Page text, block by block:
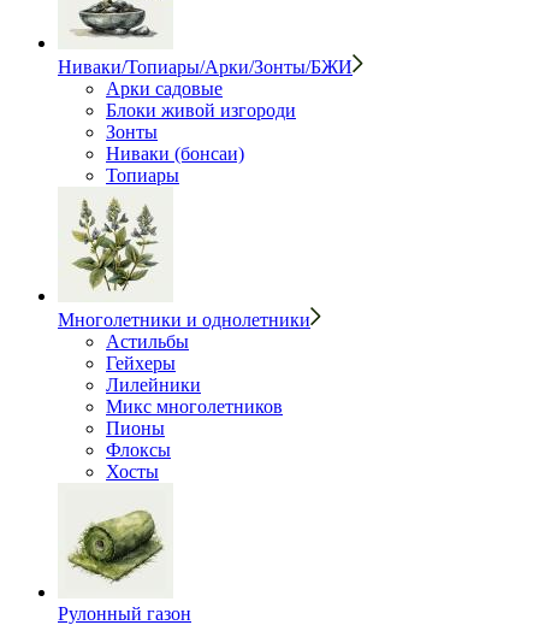
Ниваки/Топиары/Арки/Зонты/БЖИ
Арки садовые
Блоки живой изгороди
Зонты
Ниваки (бонсаи)
Топиары
Многолетники и однолетники
Астильбы
Гейхеры
Лилейники
Микс многолетников
Пионы
Флоксы
Хосты
Рулонный газон